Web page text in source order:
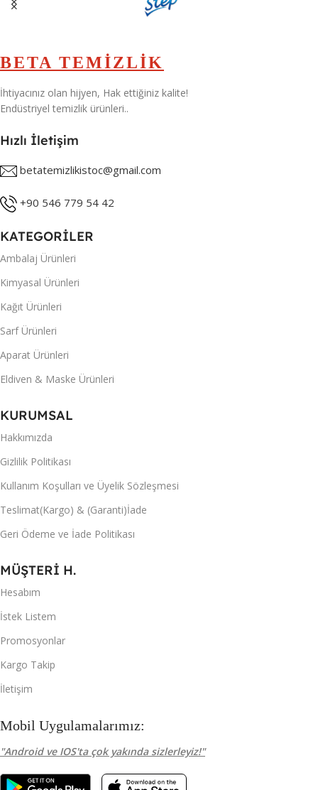
BETA TEMİZLİK
İhtiyacınız olan hijyen, Hak ettiğiniz kalite!
Endüstriyel temizlik ürünleri..
Hızlı İletişim
betatemizlikistoc@gmail.com
+90 546 779 54 42
KATEGORİLER
Ambalaj Ürünleri
Kimyasal Ürünleri
Kağıt Ürünleri
Sarf Ürünleri
Aparat Ürünleri
Eldiven & Maske Ürünleri
KURUMSAL
Hakkımızda
Gizlilik Politikası
Kullanım Koşulları ve Üyelik Sözleşmesi
Teslimat(Kargo) & (Garanti)İade
Geri Ödeme ve İade Politikası
MÜŞTERİ H.
Hesabım
İstek Listem
Promosyonlar
Kargo Takip
İletişim
Mobil Uygulamalarımız:
"Android ve IOS'ta çok yakında sizlerleyiz!"